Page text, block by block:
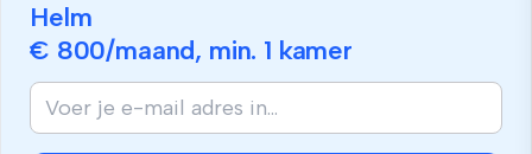
Helm
€ 800/maand, min. 1 kamer
Als
mens